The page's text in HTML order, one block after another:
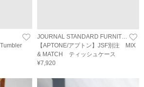
【APTONE/アプトン】JSF別注 MIX
& MATCH ティッシュケース
¥7,920